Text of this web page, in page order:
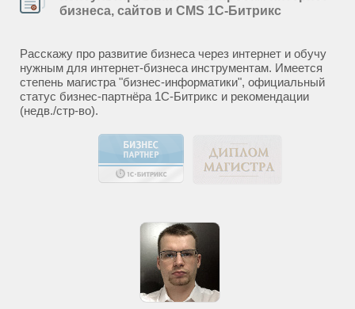
бизнеса, сайтов и CMS 1С-Битрикс
Расскажу про развитие бизнеса через интернет и обучу
нужным для интернет-бизнеса инструментам. Имеется
степень магистра "бизнес-информатики", официальный
статус бизнес-партнёра 1С-Битрикс и рекомендации
(недв./стр-во).